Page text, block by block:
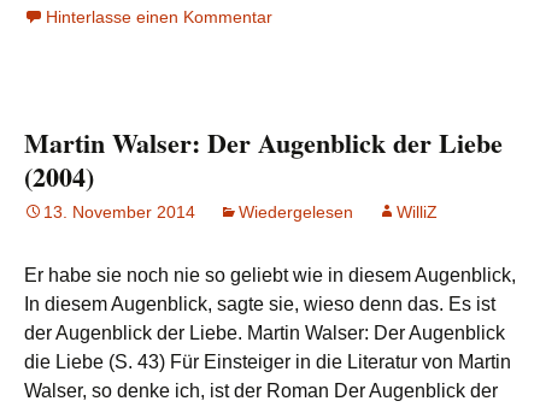
Hinterlasse einen Kommentar
Martin Walser: Der Augenblick der Liebe
(2004)
13. November 2014 Wiedergelesen WilliZ
Er habe sie noch nie so geliebt wie in diesem Augenblick,
In diesem Augenblick, sagte sie, wieso denn das. Es ist
der Augenblick der Liebe. Martin Walser: Der Augenblick
die Liebe (S. 43) Für Einsteiger in die Literatur von Martin
Walser, so denke ich, ist der Roman Der Augenblick der